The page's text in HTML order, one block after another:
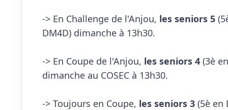
-> En Challenge de l'Anjou, les seniors 5
DM4D) dimanche à 13h30.
-> En Coupe de l'Anjou, les seniors 4 (3è
dimanche au COSEC à 13h30.
-> Toujours en Coupe, les seniors 3 (5è en